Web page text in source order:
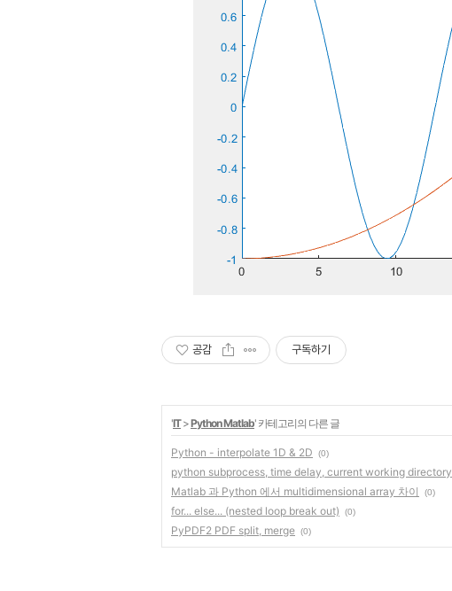
공감 구독하기
'IT>Python Matlab' 카테고리의 다른 글
Python - interpolate 1D & 2D (0)
python subprocess, time delay, current working directory
Matlab 과 Python 에서 multidimensional array 차이 (0)
for... else... (nested loop break out) (0)
PyPDF2 PDF split, merge (0)